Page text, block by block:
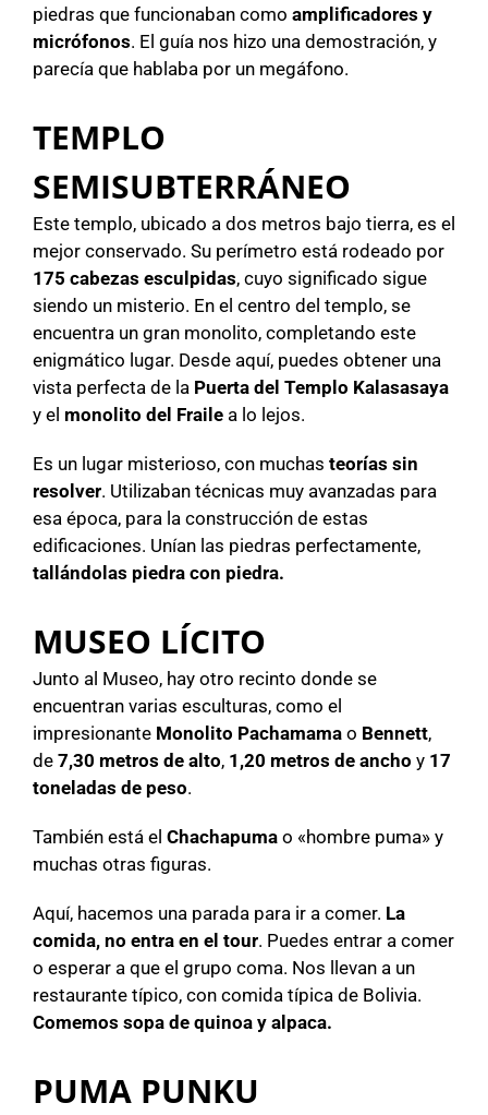
piedras que funcionaban como amplificadores y
micrófonos. El guía nos hizo una demostración, y
parecía que hablaba por un megáfono.
TEMPLO
SEMISUBTERRÁNEO
Este templo, ubicado a dos metros bajo tierra, es el
mejor conservado. Su perímetro está rodeado por
175 cabezas esculpidas, cuyo significado sigue
siendo un misterio. En el centro del templo, se
encuentra un gran monolito, completando este
enigmático lugar. Desde aquí, puedes obtener una
vista perfecta de la Puerta del Templo Kalasasaya
y el monolito del Fraile a lo lejos.
Es un lugar misterioso, con muchas teorías sin
resolver. Utilizaban técnicas muy avanzadas para
esa época, para la construcción de estas
edificaciones. Unían las piedras perfectamente,
tallándolas piedra con piedra.
MUSEO LÍCITO
Junto al Museo, hay otro recinto donde se
encuentran varias esculturas, como el
impresionante Monolito Pachamama o Bennett,
de 7,30 metros de alto, 1,20 metros de ancho y 17
toneladas de peso.
También está el Chachapuma o «hombre puma» y
muchas otras figuras.
Aquí, hacemos una parada para ir a comer. La
comida, no entra en el tour. Puedes entrar a comer
o esperar a que el grupo coma. Nos llevan a un
restaurante típico, con comida típica de Bolivia.
Comemos sopa de quinoa y alpaca.
PUMA PUNKU